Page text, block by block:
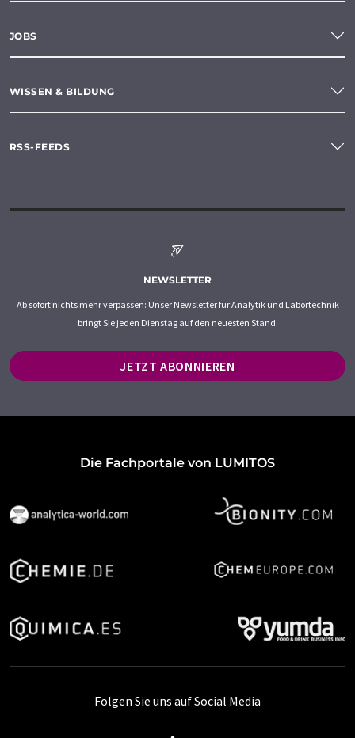
JOBS
WISSEN & BILDUNG
RSS-FEEDS
NEWSLETTER
Ab sofort nichts mehr verpassen: Unser Newsletter für Analytik und Labortechnik
bringt Sie jeden Dienstag auf den neuesten Stand.
JETZT ABONNIEREN
Die Fachportale von LUMITOS
Folgen Sie uns auf Social Media